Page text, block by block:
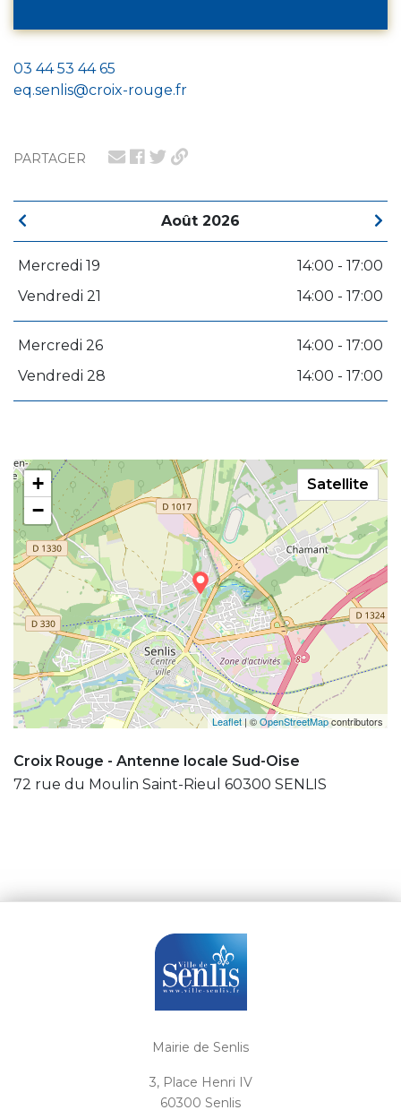
PARTAGER
Août 2026
Mercredi 19
14:00 - 17:00
Vendredi 21
14:00 - 17:00
Mercredi 26
14:00 - 17:00
Vendredi 28
14:00 - 17:00
+
−
Leaflet | ©OpenStreetMapcontributors
Satellite
Croix Rouge - Antenne locale Sud-Oise
72 rue du Moulin Saint-Rieul 60300 SENLIS
03 44 53 44 65
eq.senlis@croix-rouge.fr
Mairie de Senlis
3, Place Henri IV
60300 Senlis